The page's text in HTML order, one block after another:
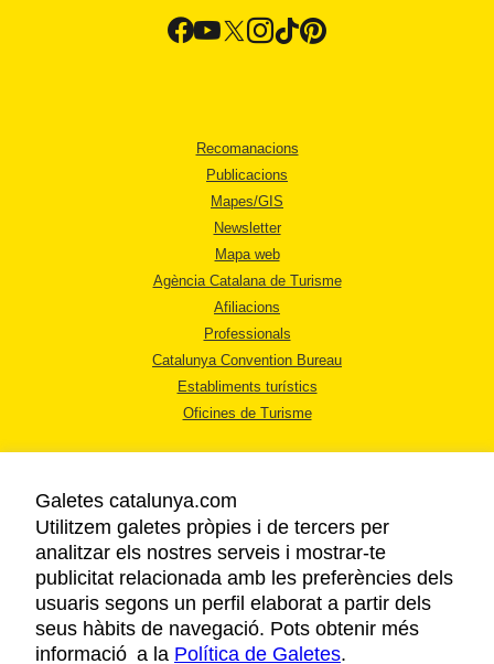
Recomanacions
Publicacions
Mapes/GIS
Newsletter
Mapa web
Agència Catalana de Turisme
Afiliacions
Professionals
Catalunya Convention Bureau
Establiments turístics
Oficines de Turisme
AVÍS LEGAL
POLÍTICA DE PRIVACITAT
COOKIES
ACCESSIBILITAT
Galetes catalunya.com
Utilitzem galetes pròpies i de tercers per
analitzar els nostres serveis i mostrar-te
publicitat relacionada amb les preferències dels
usuaris segons un perfil elaborat a partir dels
seus hàbits de navegació. Pots obtenir més
informació a la Política de Galetes.